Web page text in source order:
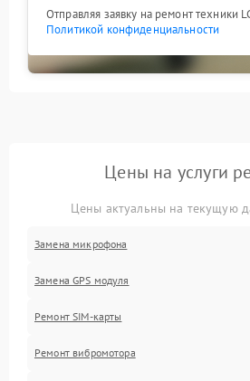
Отправляя заявку на ремонт техники
Политикой конфиденциальности
Цены на услуги
Цены актуальны на текущую
Замена микрофона
Замена GPS модуля
Ремонт SIM-карты
Ремонт вибромотора